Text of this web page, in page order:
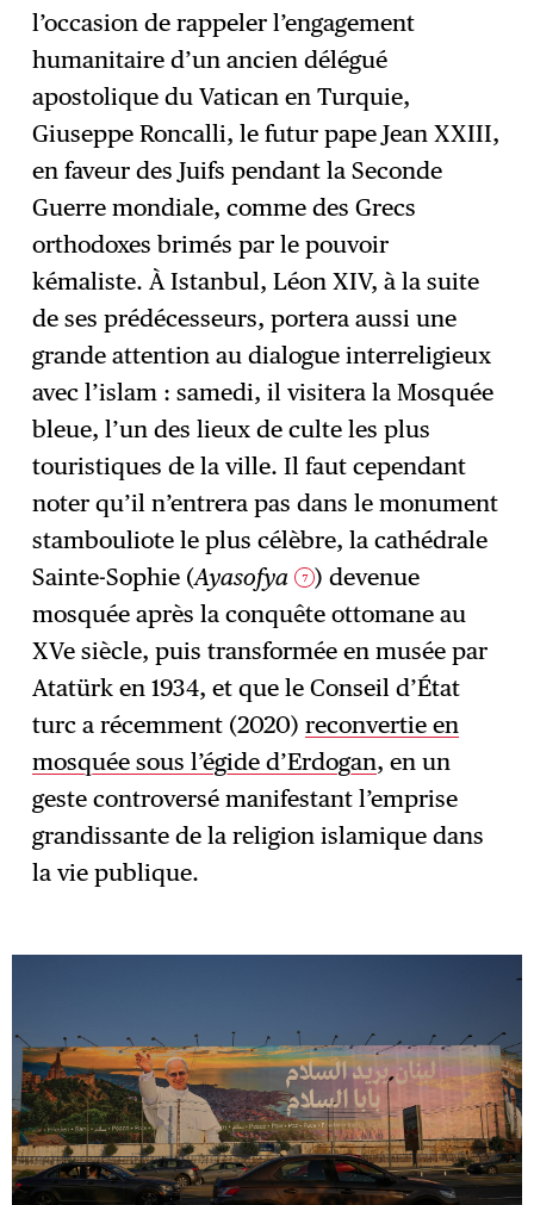
l’occasion de rappeler l’engagement
humanitaire d’un ancien délégué
apostolique du Vatican en Turquie,
Giuseppe Roncalli, le futur pape Jean XXIII,
en faveur des Juifs pendant la Seconde
Guerre mondiale, comme des Grecs
orthodoxes brimés par le pouvoir
kémaliste. À Istanbul, Léon XIV, à la suite
de ses prédécesseurs, portera aussi une
grande attention au dialogue interreligieux
avec l’islam : samedi, il visitera la Mosquée
bleue, l’un des lieux de culte les plus
touristiques de la ville. Il faut cependant
noter qu’il n’entrera pas dans le monument
stambouliote le plus célèbre, la cathédrale
Sainte-Sophie (Ayasofya 7 ) devenue
mosquée après la conquête ottomane au
XVe siècle, puis transformée en musée par
Atatürk en 1934, et que le Conseil d’État
turc a récemment (2020)reconvertie en
mosquée sous l’égide d’Erdogan, en un
geste controversé manifestant l’emprise
grandissante de la religion islamique dans
la vie publique.